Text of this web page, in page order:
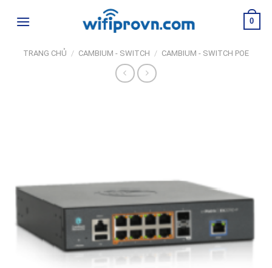
0
TRANG CHỦ / CAMBIUM - SWITCH / CAMBIUM - SWITCH POE